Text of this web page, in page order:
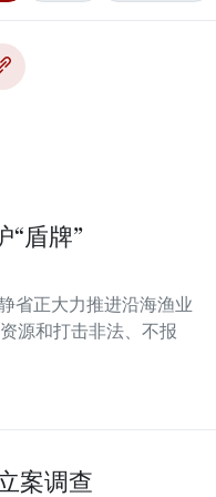
“盾牌”
省正大力推进沿海渔业
源和打击非法、不报
案调查